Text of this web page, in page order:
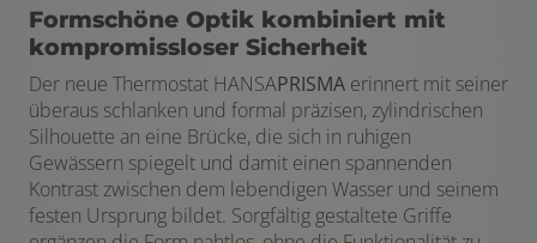
Formschöne Optik kombiniert mit
kompromissloser Sicherheit
Der neue Thermostat HANSAPRISMA erinnert mit seiner
überaus schlanken und formal präzisen, zylindrischen
Silhouette an eine Brücke, die sich in ruhigen
Gewässern spiegelt und damit einen spannenden
Kontrast zwischen dem lebendigen Wasser und seinem
festen Ursprung bildet. Sorgfältig gestaltete Griffe